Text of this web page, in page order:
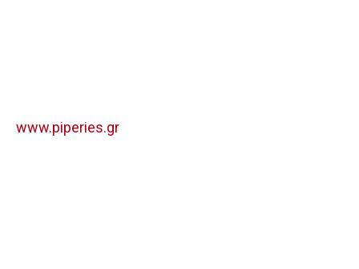
www.piperies.gr